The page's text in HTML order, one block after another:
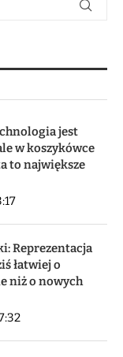
jest
w koszykówce
to największe
Reprezentacja
łatwiej o
niż o nowych